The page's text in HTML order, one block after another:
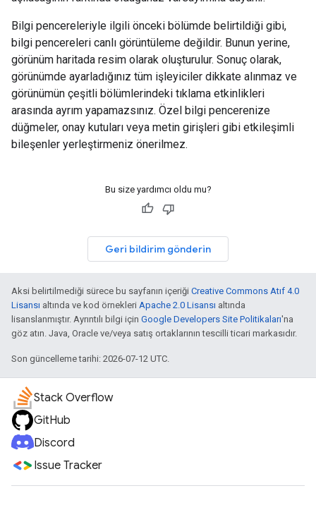
Bilgi pencereleriyle ilgili önceki bölümde belirtildiği gibi,
bilgi pencereleri canlı görüntüleme değildir. Bunun yerine,
görünüm haritada resim olarak oluşturulur. Sonuç olarak,
görünümde ayarladığınız tüm işleyiciler dikkate alınmaz ve
görünümün çeşitli bölümlerindeki tıklama etkinlikleri
arasında ayrım yapamazsınız. Özel bilgi pencerenize
düğmeler, onay kutuları veya metin girişleri gibi etkileşimli
bileşenler yerleştirmeniz önerilmez.
Bu size yardımcı oldu mu?
Geri bildirim gönderin
Aksi belirtilmediği sürece bu sayfanın içeriği Creative Commons Atıf 4.0
Lisansı altında ve kod örnekleri Apache 2.0 Lisansı altında
lisanslanmıştır. Ayrıntılı bilgi için Google Developers Site Politikaları'na
göz atın. Java, Oracle ve/veya satış ortaklarının tescilli ticari markasıdır.
Son güncelleme tarihi: 2026-07-12 UTC.
Stack Overflow
GitHub
Discord
Issue Tracker